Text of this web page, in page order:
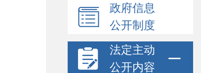
政府信息
公开制度
法定主动
公开内容